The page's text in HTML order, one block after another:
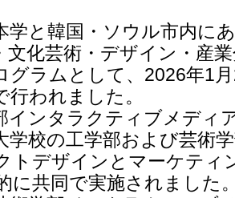
と韓国・ソウル市内に
文化芸術・デザイン・産
グラムとして、2026年1
行われました。
ンタラクティブメディ
学校の工学部および芸術
トデザインとマーケティ
に共同で実施されました